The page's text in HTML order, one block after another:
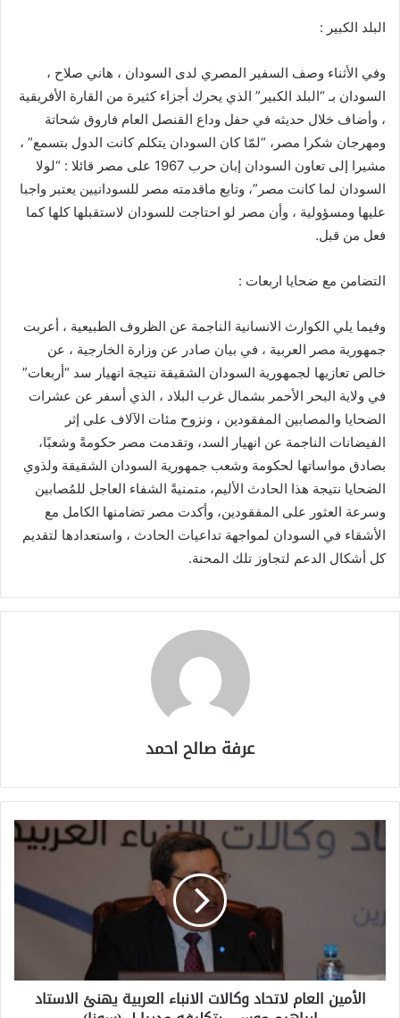
البلد الكبير :
وفي الأثناء وصف السفير المصري لدى السودان ، هاني صلاح ،
السودان بـ “البلد الكبير” الذي يحرك أجزاء كثيرة من القارة الأفريقية
، وأضاف خلال حديثه في حفل وداع القنصل العام فاروق شحاتة
ومهرجان شكرا مصر، “لمّا كان السودان يتكلم كانت الدول بتسمع” ،
مشيرا إلى تعاون السودان إبان حرب 1967 على مصر قائلا : “لولا
السودان لما كانت مصر”، وتابع ماقدمته مصر للسودانيين يعتبر واجبا
عليها ومسؤولية ، وأن مصر لو احتاجت للسودان لاستقبلها كلها كما
فعل من قبل.
التضامن مع ضحايا اربعات :
وفيما يلي الكوارث الانسانية الناجمة عن الظروف الطبيعية ، أعربت
جمهورية مصر العربية ، في بيان صادر عن وزارة الخارجية ، عن
خالص تعازيها لجمهورية السودان الشقيقة نتيجة انهيار سد “أربعات”
في ولاية البحر الأحمر بشمال غرب البلاد ، الذي أسفر عن عشرات
الضحايا والمصابين المفقودين ، ونزوح مئات الآلاف على إثر
الفيضانات الناجمة عن انهيار السد، وتقدمت مصر حكومةً وشعبًا،
بصادق مواساتها لحكومة وشعب جمهورية السودان الشقيقة ولذوي
الضحايا نتيجة هذا الحادث الأليم، متمنيةً الشفاء العاجل للمُصابين
وسرعة العثور على المفقودين، وأكدت مصر تضامنها الكامل مع
الأشقاء في السودان لمواجهة تداعيات الحادث ، واستعدادها لتقديم
كل أشكال الدعم لتجاوز تلك المحنة.
عرفة صالح احمد
الأمين العام لاتحاد وكالات الانباء العربية يهنئ الاستاد